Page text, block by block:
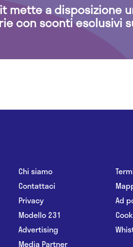
mette a disposizione
con sconti esclusivi
Chi siamo
Contattaci
Privacy
Modello 231
Advertising
Media Partner
Ad